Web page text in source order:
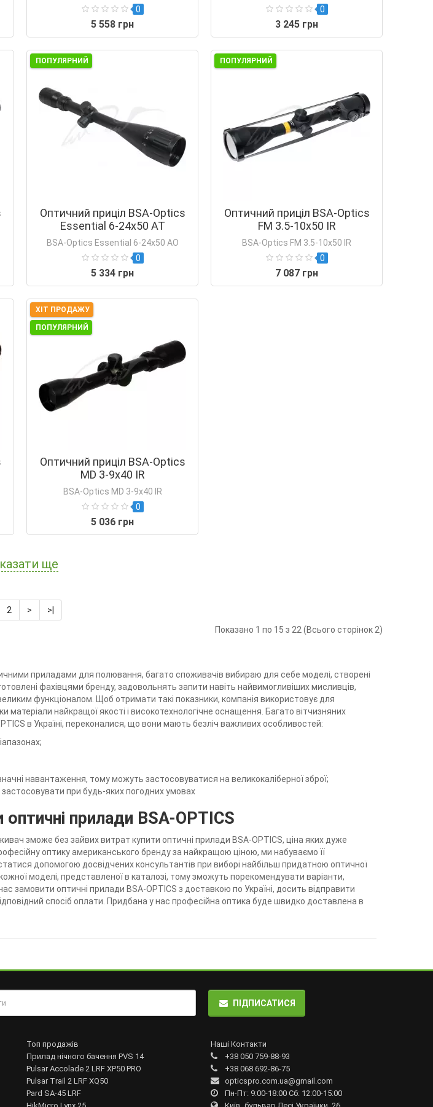
0
5 558 грн
0
3 245 грн
ПОПУЛЯРНИЙ
Оптичний приціл BSA-Optics
Essential 6-24х50 АТ
BSA-Optics Essential 6-24х50 АО
0
5 334 грн
ПОПУЛЯРНИЙ
Оптичний приціл BSA-Optics
FM 3.5-10х50 IR
BSA-Optics FM 3.5-10х50 IR
0
7 087 грн
ХІТ ПРОДАЖУ
ПОПУЛЯРНИЙ
Оптичний приціл BSA-Optics
MD 3-9х40 IR
BSA-Optics MD 3-9х40 IR
0
5 036 грн
ще
2 >
>|
Показано 1 по 15 з 22 (Всього сторінок 2)
приладами для полювання, багато споживачів вибираю для себе моделі, створені
фахівцями бренду, задовольнять запити навіть найвимогливіших мисливців,
функціоналом. Щоб отримати такі показники, компанія використовує для
матеріали найкращої якості і високотехнологічне оснащення. Багато вітчизняних
в Україні, переконалися, що вони мають безліч важливих особливостей:
навантаження, тому можуть застосовуватися на великокаліберної зброї;
при будь-яких погодних умовах
прилади BSA-OPTICS
зможе без зайвих витрат купити оптичні прилади BSA-OPTICS, ціна яких дуже
оптику американського бренду за найкращою ціною, ми набуваємо її
допомогою досвідчених консультантів при виборі найбільш придатною оптичної
моделі, представленої в каталозі, тому зможуть порекомендувати варіанти,
замовити оптичні прилади BSA-OPTICS з доставкою по Україні, досить відправити
спосіб оплати. Придбана у нас професійна оптика буде швидко доставлена ​​в
ПІДПИСАТИСЯ
Топ продажів
Прилад нічного бачення PVS 14
Pulsar Accolade 2 LRF XP50 PRO
Pulsar Trail 2 LRF XQ50
Pard SA-45 LRF
Наші Контакти
+38 050 759-88-93
+38 068 692-86-75
opticspro.com.ua@gmail.com
Пн-Пт: 9:00-18:00 Сб: 12:00-15:00